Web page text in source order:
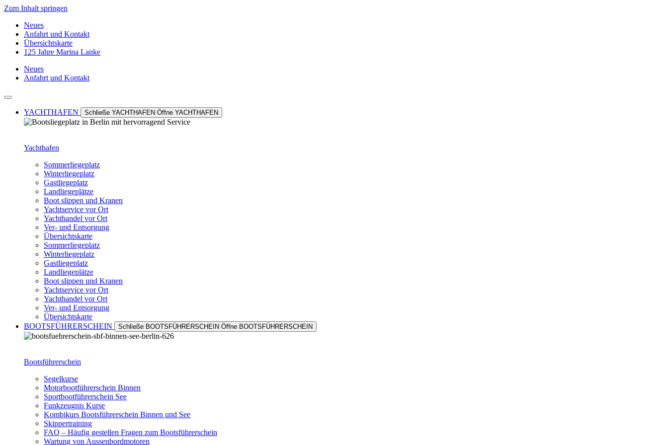
Zum Inhalt springen
Neues
Anfahrt und Kontakt
Übersichtskarte
125 Jahre Marina Lanke
Neues
Anfahrt und Kontakt
YACHTHAFEN Schließe YACHTHAFEN Öffne YACHTHAFEN
Yachthafen
Sommerliegeplatz
Winterliegeplatz
Gastliegeplatz
Landliegeplätze
Boot slippen und Kranen
Yachtservice vor Ort
Yachthandel vor Ort
Ver- und Entsorgung
Übersichtskarte
Sommerliegeplatz
Winterliegeplatz
Gastliegeplatz
Landliegeplätze
Boot slippen und Kranen
Yachtservice vor Ort
Yachthandel vor Ort
Ver- und Entsorgung
Übersichtskarte
BOOTSFÜHRERSCHEIN
Schließe BOOTSFÜHRERSCHEIN Öffne BOOTSFÜHRERSCHEIN
Bootsführerschein
Segelkurse
Motorbootführerschein Binnen
Sportbootführerschein See
Funkzeugnis Kurse
Kombikurs Bootsführerschein Binnen und See
Skippertraining
FAQ – Häufig gestellen Fragen zum Bootsführerschein
Wartung von Aussenbordmotoren